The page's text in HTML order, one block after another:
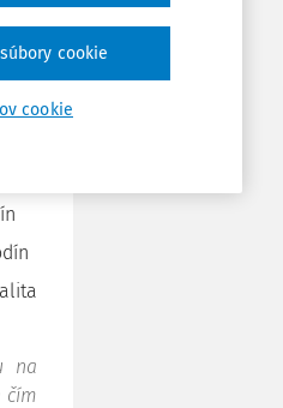
v
na
čím
cookie
cookie